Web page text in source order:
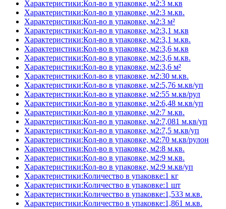
Характеристики:Кол-во в упаковке, м2:3 м.кв
Характеристики:Кол-во в упаковке, м2:3 м.кв.
Характеристики:Кол-во в упаковке, м2:3 м²
Характеристики:Кол-во в упаковке, м2:3,1 м.кв
Характеристики:Кол-во в упаковке, м2:3,1 м.кв.
Характеристики:Кол-во в упаковке, м2:3,6 м.кв
Характеристики:Кол-во в упаковке, м2:3,6 м.кв.
Характеристики:Кол-во в упаковке, м2:3,6 м²
Характеристики:Кол-во в упаковке, м2:30 м.кв.
Характеристики:Кол-во в упаковке, м2:5,76 м.кв/уп
Характеристики:Кол-во в упаковке, м2:55 м.кв/рул
Характеристики:Кол-во в упаковке, м2:6,48 м.кв/уп
Характеристики:Кол-во в упаковке, м2:7 м.кв.
Характеристики:Кол-во в упаковке, м2:7,081 м.кв/уп
Характеристики:Кол-во в упаковке, м2:7,5 м.кв/уп
Характеристики:Кол-во в упаковке, м2:70 м.кв/рулон
Характеристики:Кол-во в упаковке, м2:8 м.кв.
Характеристики:Кол-во в упаковке, м2:9 м.кв.
Характеристики:Кол-во в упаковке, м2:9 м.кв/уп
Характеристики:Количество в упаковке:1 кг
Характеристики:Количество в упаковке:1 шт
Характеристики:Количество в упаковке:1,533 м.кв.
Характеристики:Количество в упаковке:1,861 м.кв.